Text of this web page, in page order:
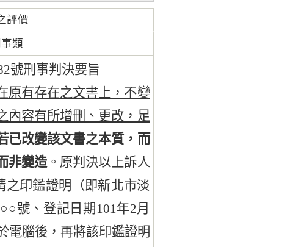
評價
類
號刑事判決要旨
原有存在之文書上，不變
內容有所增刪、更改，足
已改變該文書之本質，而
非變造。原判決以上訴人
印鑑證明（即新北市淡
號、登記日期101年2月
電腦後，再將該印鑑證明